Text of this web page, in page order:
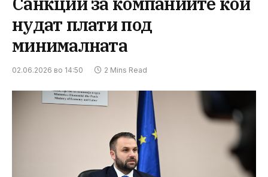
нудат плати под
минималната
02.06.2026 во 14:50 2 Mins Read